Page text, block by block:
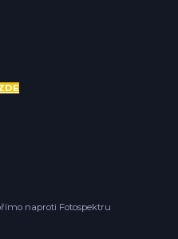
naproti Fotospektru